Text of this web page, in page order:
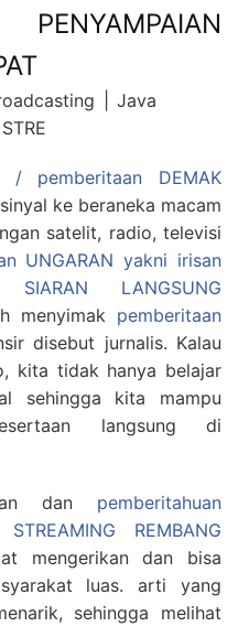
PENYAMPAIAN
/ pemberitaan DEMAK
ke beraneka macam
satelit, radio, televisi
UNGARAN yakni irisan
SIARAN LANGSUNG
menyimak pemberitaan
disebut jurnalis. Kalau
kita tidak hanya belajar
sehingga kita mampu
langsung di
dan pemberitahuan
STREAMING REMBANG
mengerikan dan bisa
luas. arti yang
sehingga melihat